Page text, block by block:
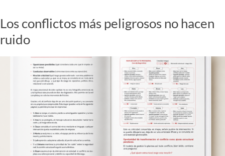
Profesionales
Los conflictos más peligrosos no hacen
ruido